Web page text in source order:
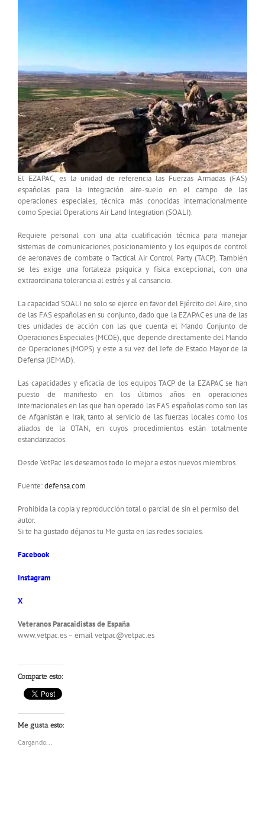
El EZAPAC, es la unidad de referencia las Fuerzas Armadas (FAS)
españolas para la integración aire-suelo en el campo de las
operaciones especiales, técnica más conocidas internacionalmente
como Special Operations Air Land Integration (SOALI).
Requiere personal con una alta cualificación técnica para manejar
sistemas de comunicaciones, posicionamiento y los equipos de control
de aeronaves de combate o Tactical Air Control Party (TACP). También
se les exige una fortaleza psíquica y física excepcional, con una
extraordinaria tolerancia al estrés y al cansancio.
La capacidad SOALI no solo se ejerce en favor del Ejército del Aire, sino
de las FAS españolas en su conjunto, dado que la EZAPAC es una de las
tres unidades de acción con las que cuenta el Mando Conjunto de
Operaciones Especiales (MCOE), que depende directamente del Mando
de Operaciones (MOPS) y este a su vez del Jefe de Estado Mayor de la
Defensa (JEMAD).
Las capacidades y eficacia de los equipos TACP de la EZAPAC se han
puesto de manifiesto en los últimos años en operaciones
internacionales en las que han operado las FAS españolas como son las
de Afganistán e Irak, tanto al servicio de las fuerzas locales como los
aliados de la OTAN, en cuyos procedimientos están totalmente
estandarizados.
Desde VetPac les deseamos todo lo mejor a estos nuevos miembros.
Fuente:defensa.com
Prohibida la copia y reproducción total o parcial de sin el permiso del
autor.
Si te ha gustado déjanos tu Me gusta en las redes sociales.
Facebook
Instagram
X
Veteranos Paracaidistas de España
www.vetpac.es – email vetpac@vetpac.es
Comparte esto:
Me gusta esto:
Cargando...